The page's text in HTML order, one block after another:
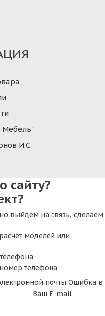
Мебель"
И.С.
сайту?
выйдем на связь, сделаем
моделей или
телефона
почты Ошибка в
Ваш E-mail